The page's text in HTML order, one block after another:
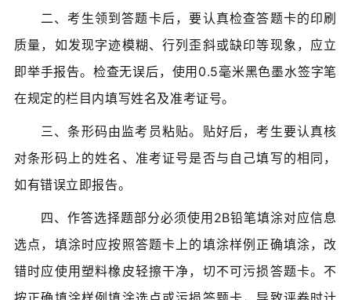
二、考生领到答题卡后，要认真检查答题卡的印刷
质量，如发现字迹模糊、行列歪斜或缺印等现象，应立
即举手报告。检查无误后，使用0.5毫米黑色墨水签字笔
在规定的栏目内填写姓名及准考证号。
三、条形码由监考员粘贴。贴好后，考生要认真核
对条形码上的姓名、准考证号是否与自己填写的相同，
如有错误立即报告。
四、作答选择题部分必须使用2B铅笔填涂对应信息
选点，填涂时应按照答题卡上的填涂样例正确填涂，改
错时应使用塑料橡皮轻擦干净，切不可污损答题卡。不